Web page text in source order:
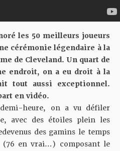
les 50 meilleurs joueurs
cérémonie légendaire à la
de Cleveland. Un quart de
endroit, on a eu droit à la
tout aussi exceptionnel.
en vidéo.
heure, on a vu défiler
avec des étoiles plein les
des gamins le temps
(76 en vrai…) composant le